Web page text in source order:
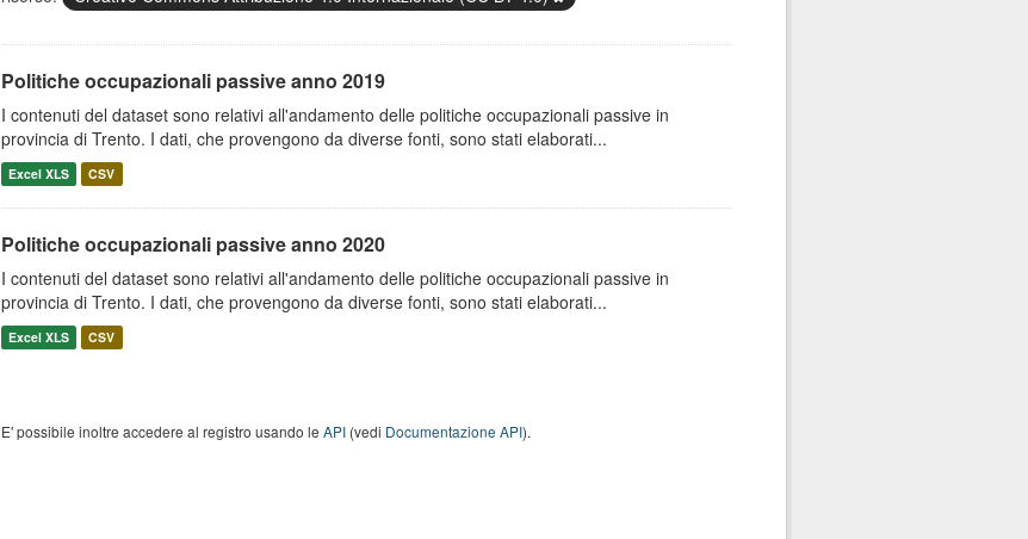
Politiche occupazionali passive anno 2019
I contenuti del dataset sono relativi all'andamento delle politiche occupazionali passive in
provincia di Trento. I dati, che provengono da diverse fonti, sono stati elaborati...
Excel XLS CSV
Politiche occupazionali passive anno 2020
I contenuti del dataset sono relativi all'andamento delle politiche occupazionali passive in
provincia di Trento. I dati, che provengono da diverse fonti, sono stati elaborati...
Excel XLS CSV
E' possibile inoltre accedere al registro usando le API(vedi Documentazione API).